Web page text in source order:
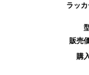
ラッ
販売
購